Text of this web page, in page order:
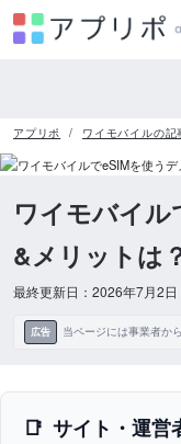
アプリポ ワイモバイルの記
ワイモバイル
&メリットは
最終更新日：2026年7月2日
広告 当ページには事業者か
サイト・運営